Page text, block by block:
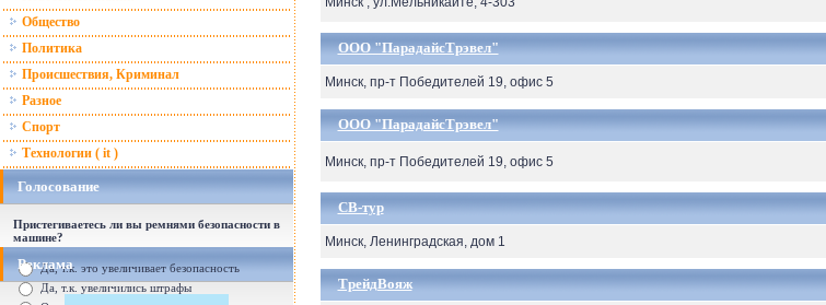
Общество
Политика
Происшествия, Криминал
Разное
Спорт
Технологии ( it )
Голосование
Пристегиваетесь ли вы ремнями безопасности в
машине?
Да, т.к. это увеличивает безопасность
Да, т.к. увеличились штрафы
Реклама
ООО "ПарадайсТрэвeл"
Минск, пр-т Победителей 19, офис 5
ООО "ПарадайсТрэвeл"
Минск, пр-т Победителей 19, офис 5
СВ-тур
Минск, Ленинградская, дом 1
ТрейдВояж